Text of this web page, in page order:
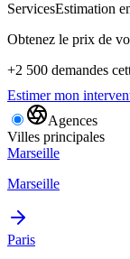
ServicesEstimation
Obtenez le prix de
+2 500 demandes
Estimer mon
Agences
Villes principales
Marseille
Marseille
Paris